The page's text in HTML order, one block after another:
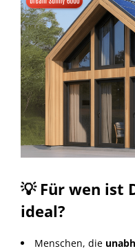
💡Für wen ist
ideal?
Menschen, die